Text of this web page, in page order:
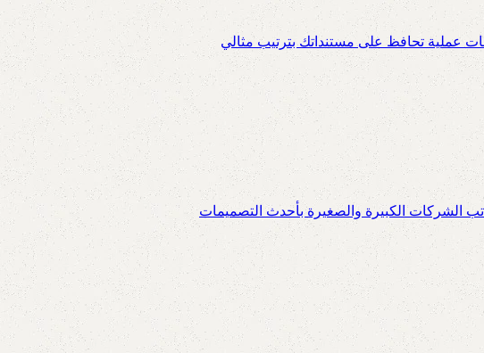
عملية تحافظ على مستنداتك بترتيب مثالي
الشركات الكبيرة والصغيرة بأحدث التصميمات